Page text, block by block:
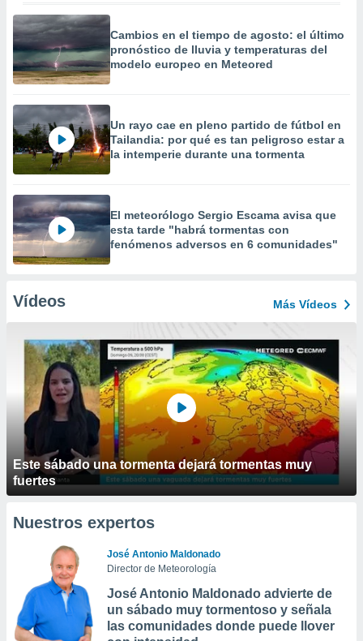
Cambios en el tiempo de agosto: el último
pronóstico de lluvia y temperaturas del
modelo europeo en Meteored
Un rayo cae en pleno partido de fútbol en
Tailandia: por qué es tan peligroso estar a
la intemperie durante una tormenta
El meteorólogo Sergio Escama avisa que
esta tarde "habrá tormentas con
fenómenos adversos en 6 comunidades"
Vídeos Más Vídeos
Este sábado una tormenta dejará tormentas muy
fuertes
Nuestros expertos
José Antonio Maldonado
Director de Meteorología
José Antonio Maldonado advierte de
un sábado muy tormentoso y señala
las comunidades donde puede llover